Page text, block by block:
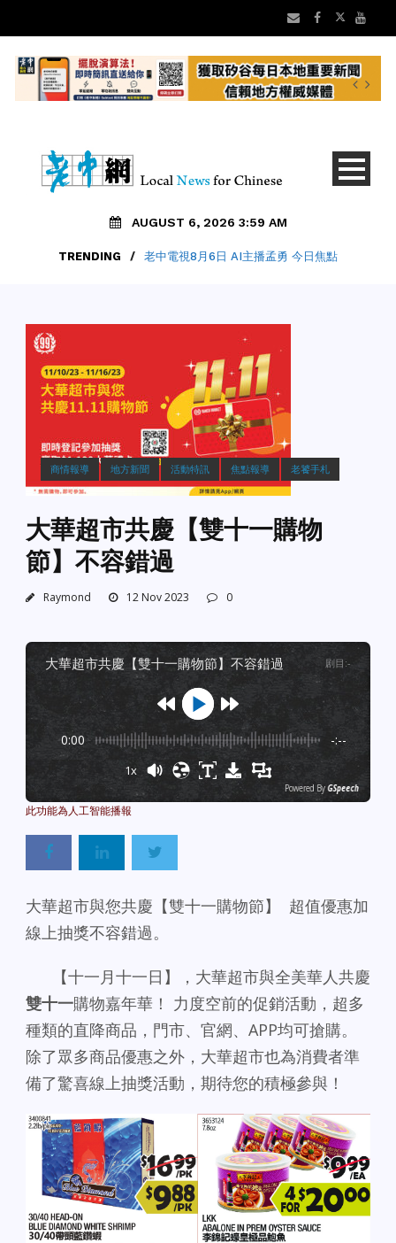
AUGUST 6, 2026 3:59 AM
TRENDING / 老中電視8月6日 AI主播孟勇 今日焦點
商情報導 地方新聞 活動特訊 焦點報導 老饕手札
大華超市共慶【雙十一購物
節】不容錯過
Raymond 12 Nov 2023 0
大華超市共慶【雙十一購物節】不容錯過 剧目 :-
0:00 -:--
1x
Powered By GSpeech
大華超市與您共慶【雙十一購物節】 超值優惠加
線上抽獎不容錯過。
【十一月十一日】，大華超市與全美華人共慶
雙十一購物嘉年華！ 力度空前的促銷活動，超多
種類的直降商品，門市、官網、APP均可搶購。
除了眾多商品優惠之外，大華超市也為消費者準
備了驚喜線上抽獎活動，期待您的積極參與！